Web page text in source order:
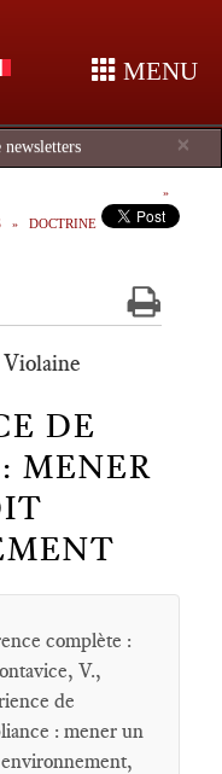
MENU
×
DOCTRINE
DE
MENER
complète :
V.,
de
: mener un